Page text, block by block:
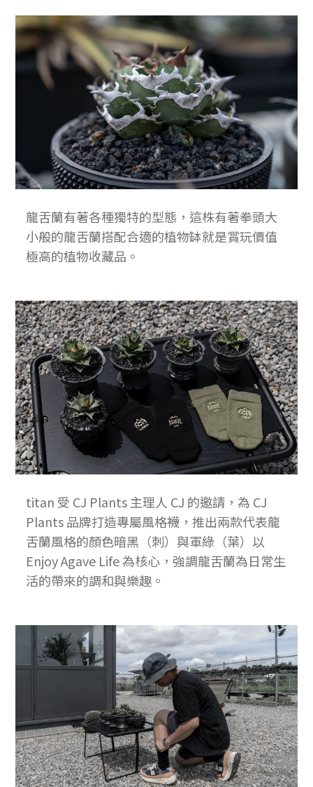
龍舌蘭有著各種獨特的型態，這株有著拳頭大
小般的龍舌蘭搭配合適的植物缽就是賞玩價值
極高的植物收藏品。
titan 受 CJ Plants 主理人 CJ 的邀請，為 CJ
Plants 品牌打造專屬風格襪，推出兩款代表龍
舌蘭風格的顏色暗黑（刺）與軍綠（葉）以
Enjoy Agave Life 為核心，強調龍舌蘭為日常生
活的帶來的調和與樂趣。